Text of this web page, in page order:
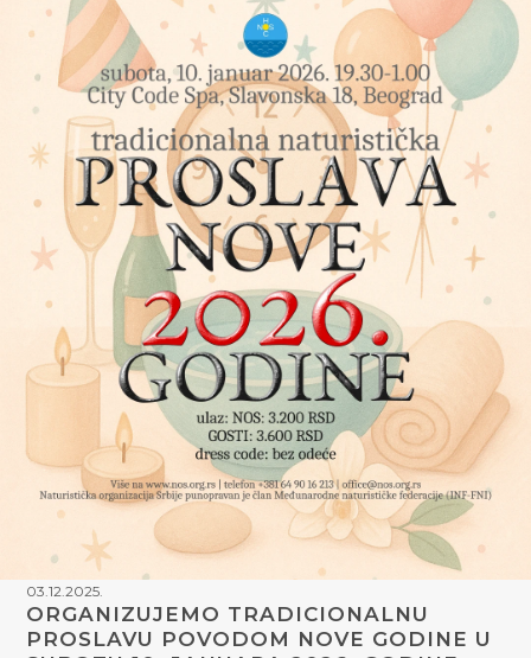
03.12.2025.
ORGANIZUJEMO TRADICIONALNU
PROSLAVU POVODOM NOVE GODINE U